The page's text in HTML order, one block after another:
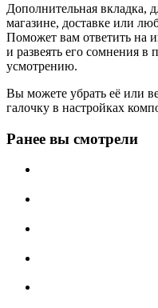
Дополнительная вкладка,
магазине, доставке или
Поможет вам ответить на
и развеять его сомнения в
усмотрению.
Вы можете убрать её или
галочку в настройках
Ранее вы смотрели